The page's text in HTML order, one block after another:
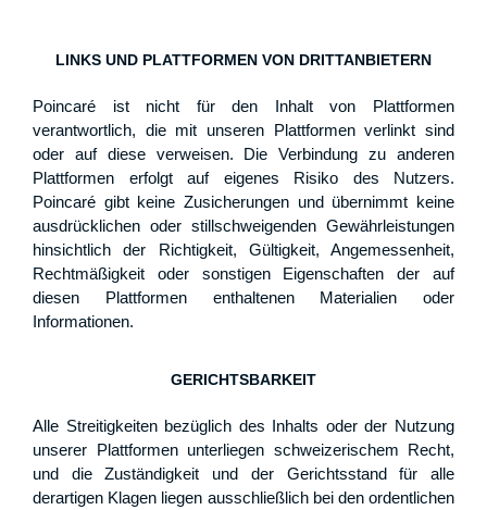
LINKS UND PLATTFORMEN VON DRITTANBIETERN
Poincaré ist nicht für den Inhalt von Plattformen
verantwortlich, die mit unseren Plattformen verlinkt sind
oder auf diese verweisen. Die Verbindung zu anderen
Plattformen erfolgt auf eigenes Risiko des Nutzers.
Poincaré gibt keine Zusicherungen und übernimmt keine
ausdrücklichen oder stillschweigenden Gewährleistungen
hinsichtlich der Richtigkeit, Gültigkeit, Angemessenheit,
Rechtmäßigkeit oder sonstigen Eigenschaften der auf
diesen Plattformen enthaltenen Materialien oder
Informationen.
GERICHTSBARKEIT
Alle Streitigkeiten bezüglich des Inhalts oder der Nutzung
unserer Plattformen unterliegen schweizerischem Recht,
und die Zuständigkeit und der Gerichtsstand für alle
derartigen Klagen liegen ausschließlich bei den ordentlichen